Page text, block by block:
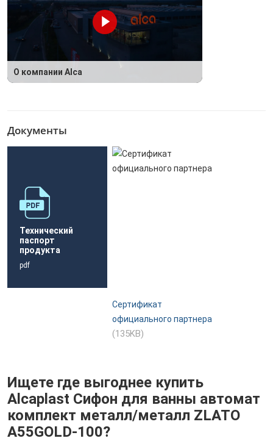
О компании Alca
Документы
Технический
паспорт
продукта
pdf
Сертификат
официального партнера
(135KB)
Ищете где выгоднее купить
Alcaplast Сифон для ванны автомат
комплект металл/металл ZLATO
A55GOLD-100?